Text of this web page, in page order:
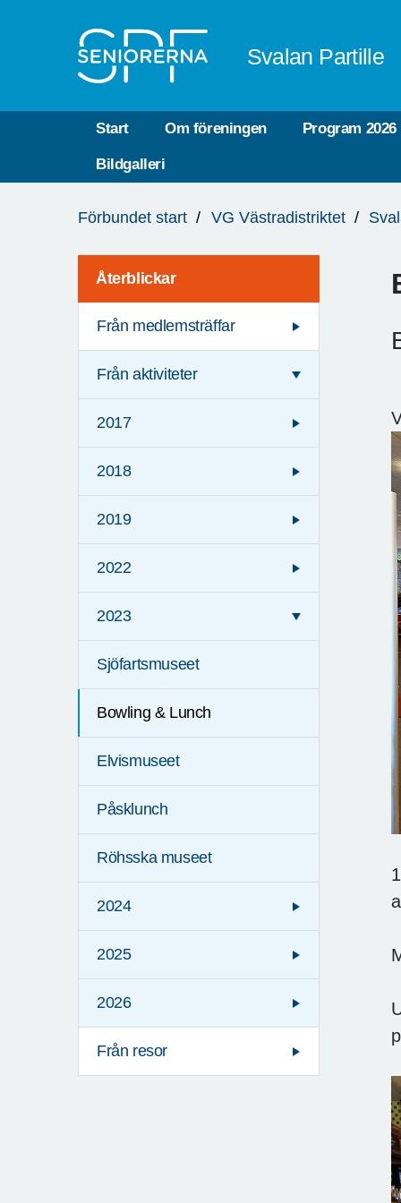
Svalan Partille
Start Om föreningen Program 2026
Bildgalleri
är
Förbundet start VG Västradistriktet
Återblickar
Från medlemsträffar
Från aktiviteter
2017
2018
2019
2022
2023
Sjöfartsmuseet
Bowling & Lunch
Elvismuseet
Påsklunch
Röhsska museet
2024
2025
2026
Från resor